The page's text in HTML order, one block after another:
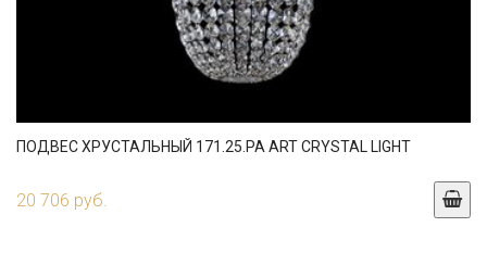
ПОДВЕС ХРУСТАЛЬНЫЙ 171.25.PA ART CRYSTAL LIGHT
20 706 руб.